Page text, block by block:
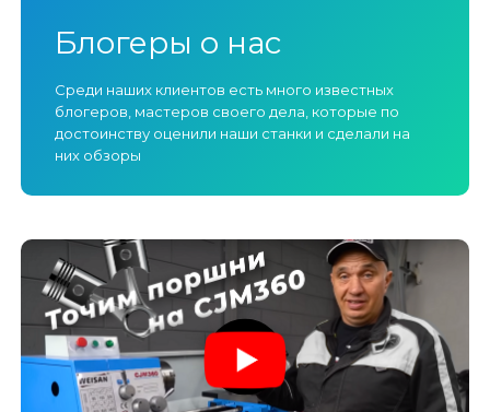
Среди наших клиентов есть много известных
блогеров, мастеров своего дела, которые по
достоинству оценили наши станки и сделали на
них обзоры
Блогеры о нас